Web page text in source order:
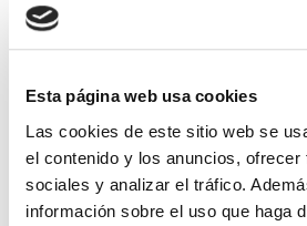
Esta página web usa cookies
Las cookies de este sitio web se
el contenido y los anuncios, ofrecer
sociales y analizar el tráfico.
información sobre el uso que haga
OPINION
25 DE JUNIO 2026
Busca tu ancla
fuerte